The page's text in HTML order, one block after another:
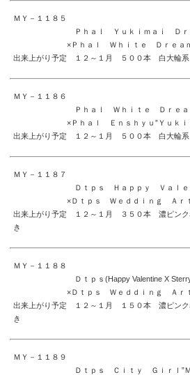
ＭＹ－１１８５
Ｐｈａｌ Ｙｕｋｉｍａｉ Ｄｒｅａ
×Ｐｈａｌ Ｗｈｉｔｅ Ｄｒｅａｍ”
出来上がり予定 １２～１月 ５００本 白大輪
ＭＹ－１１８６
Ｐｈａｌ Ｗｈｉｔｅ Ｄｒｅａｍ”
×Ｐｈａｌ Ｅｎｓｈｙｕ”Ｙｕｋｉ
出来上がり予定 １２～１月 ５００本 白大輪
ＭＹ－１１８７
Ｄｔｐｓ Ｈａｐｐｙ Ｖａｌｅｎｔｉ
×Ｄｔｐｓ Ｗｅｄｄｉｎｇ Ａｒｔ”
出来上がり予定 １２～１月 ３５０本 濃ピン
き
ＭＹ－１１８８
Ｄｔｐｓ(Happy Valentine X Sterry
×Ｄｔｐｓ Ｗｅｄｄｉｎｇ Ａｒｔ”
出来上がり予定 １２～１月 １５０本 濃ピン
き
ＭＹ－１１８９
Ｄｔｐｓ Ｃｉｔｙ Ｇｉｒｌ”Ｍ